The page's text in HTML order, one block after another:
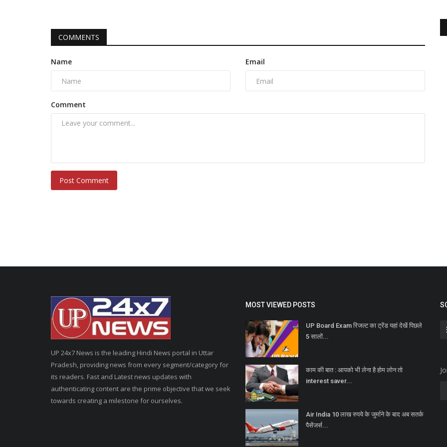
COMMENTS
Name Email
Comment
Post Comment
UP 24x7 News is the leading Hindi News portal in Uttar
Pradesh, providing news from every segment/category for
its readers. Fast and Latest news updates with
authenticating content are the prime objective that we seek
towards creating a milestone for ourselves.
MOST VIEWED POSTS
UP Board Exam रिजल्ट का ट्रेंड यहां देखें पिछले
5 सालों...
काम की बात : आपको भी लेना है होम लोन तो
interest saver...
Air India 10 लाख रुपये के जुर्माने के बाद अब सतर्क
पैसेंजर्स...